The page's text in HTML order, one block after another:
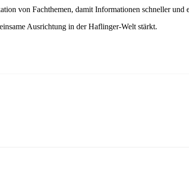
von Fachthemen, damit Informationen schneller und
Ausrichtung in der Haflinger-Welt stärkt.